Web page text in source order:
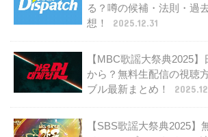
る？噂の候補・法則・過
想！
2025.12.31
【MBC歌謡大祭典2025
から？無料生配信の視聴
ブル最新まとめ！
【SBS歌謡大祭典2025】